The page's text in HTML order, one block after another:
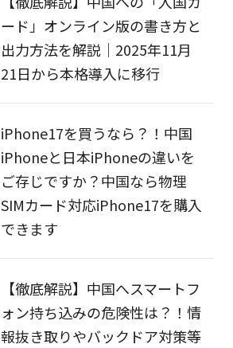
ード」オンライン版の書き方と
出力方法を解説｜2025年11月
21日から本格導入に移行
iPhone17を買うなら？！中国
iPhoneと日本iPhoneの違いを
ご存じですか？中国なら物理
SIMカード対応iPhone17を購入
できます
【徹底解説】中国へスマートフ
ォン持ち込みの危険性は？！情
報抜き取りやバックドア対策等